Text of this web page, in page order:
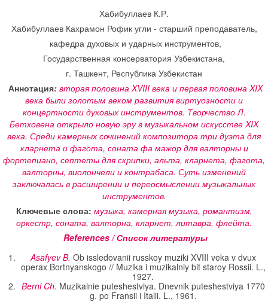
Хабибуллаев К.Р.
Хабибуллаев Кахрамон Рофик угли - старший преподаватель,
кафедра духовых и ударных инструментов,
Государственная консерватория Узбекистана,
г. Ташкент, Республика Узбекистан
Аннотация:вторая половинаXVIIIвека и первая половинаXIX
века были золотым веком развития виртуозности и
концертности духовых инструментов. Творчество Л.
Бетховена открыло новую эру в музыкальном искусствеXIX
века. Среди камерных сочинений композитора три дуэта для
кларнета и фагота, соната фа мажор для валторны и
фортепиано, септеты для скрипки, альта, кларнета, фагота,
валторны, виолончели и контрабаса. Суть изменений
заключалась в расширении и переосмыслении музыкальных
инструментов.
Ключевые слова: музыка, камерная музыка, романтизм,
оркестр, соната, валторна, кларнет, литавра, флейта.
References / Список литературы
Asafyev B. Ob issledovanii russkoy muziki XVIII veka v dvux
operax Bortnyanskogo // Muzika i muzikalniy bit staroy Rossii. L.,
1927.
Berni Ch. Muzikalnie puteshestviya. Dnevnik puteshestviya 1770
g. po Fransii i Italii. L., 1961.